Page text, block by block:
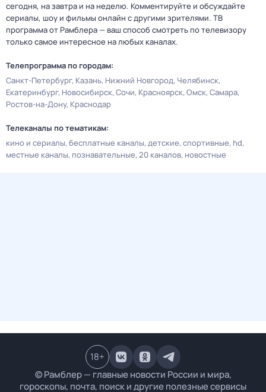
сегодня, на завтра и на неделю. Комментируйте и обсуждайте
сериалы, шоу и фильмы онлайн с другими зрителями. ТВ
программа от Рамблера — ваш способ смотреть по телевизору
только самое интересное на любых каналах.
Телепрограмма по городам:
Санкт-Петербург Казань Нижний Новгород Челябинск
Екатеринбург Новосибирск Сочи Красноярск Омск Самара
Ростов-на-Дону Краснодар
Телеканалы по тематикам:
кино и сериалы бесплатные каналы детские спортивные hd
местные каналы познавательные 20 каналов новостные
© Рамблер — главные новости России и мира,
гороскопы, почта, поиск и другие полезные сервисы
18+